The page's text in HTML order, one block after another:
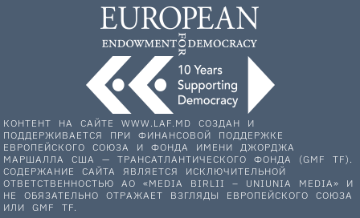
КОНТЕНТ НА САЙТЕ WWW.LAF.MD СОЗДАН И
ПОДДЕРЖИВАЕТСЯ ПРИ ФИНАНСОВОЙ ПОДДЕРЖКЕ
ЕВРОПЕЙСКОГО СОЮЗА И ФОНДА ИМЕНИ ДЖОРДЖА
МАРШАЛЛА США — ТРАНСАТЛАНТИЧЕСКОГО ФОНДА (GMF TF).
СОДЕРЖАНИЕ САЙТА ЯВЛЯЕТСЯ ИСКЛЮЧИТЕЛЬНОЙ
ОТВЕТСТВЕННОСТЬЮ АО «MEDIA BIRLII – UNIUNIA MEDIA» И
НЕ ОБЯЗАТЕЛЬНО ОТРАЖАЕТ ВЗГЛЯДЫ ЕВРОПЕЙСКОГО СОЮЗА
ИЛИ GMF TF.